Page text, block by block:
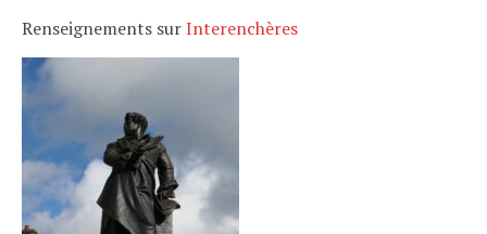
Renseignements surInterenchères